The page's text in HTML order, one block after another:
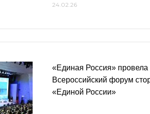
24.02.26
«Единая Россия» провела
Всероссийский форум
«Единой России»